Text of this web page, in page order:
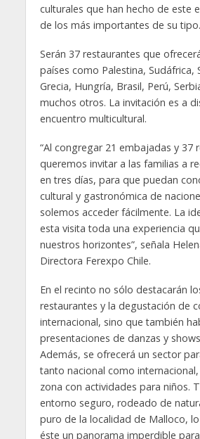
culturales que han hecho de este
de los más importantes de su tipo.
Serán 37 restaurantes que
países como Palestina, Sudáfrica,
Grecia, Hungría, Brasil, Perú,
muchos otros. La invitación es a
encuentro multicultural.
“Al congregar 21 embajadas y 37
queremos invitar a las familias a
en tres días, para que puedan
cultural y gastronómica de
solemos acceder fácilmente. La
esta visita toda una experiencia
nuestros horizontes”, señala
Directora Ferexpo Chile.
En el recinto no sólo destacarán
restaurantes y la degustación de
internacional, sino que también
presentaciones de danzas y
Además, se ofrecerá un sector
tanto nacional como
zona con actividades para niños.
entorno seguro, rodeado de
puro de la localidad de Malloco,
éste un panorama imperdible